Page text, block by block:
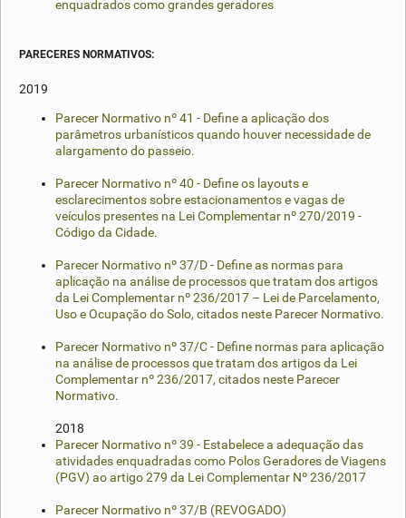
enquadrados como grandes geradores
PARECERES NORMATIVOS:
2019
Parecer Normativo nº 41 - Define a aplicação dos
parâmetros urbanísticos quando houver necessidade de
alargamento do passeio.
Parecer Normativo nº 40 - Define os layouts e
esclarecimentos sobre estacionamentos e vagas de
veículos presentes na Lei Complementar nº 270/2019 -
Código da Cidade.
Parecer Normativo nº 37/D - Define as normas para
aplicação na análise de processos que tratam dos artigos
da Lei Complementar nº 236/2017 – Lei de Parcelamento,
Uso e Ocupação do Solo, citados neste Parecer Normativo.
Parecer Normativo nº 37/C - Define normas para aplicação
na análise de processos que tratam dos artigos da Lei
Complementar nº 236/2017, citados neste Parecer
Normativo.
2018
Parecer Normativo nº 39 - Estabelece a adequação das
atividades enquadradas como Polos Geradores de Viagens
(PGV) ao artigo 279 da Lei Complementar Nº 236/2017
Parecer Normativo nº 37/B (REVOGADO)